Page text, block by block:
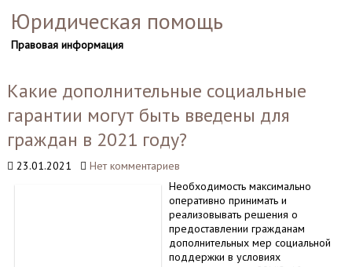
Юридическая помощь
Правовая информация
Какие дополнительные социальные
гарантии могут быть введены для
граждан в 2021 году?
23.01.2021 Нет комментариев
Необходимость максимально
оперативно принимать и
реализовывать решения о
предоставлении гражданам
дополнительных мер социальной
поддержки в условиях